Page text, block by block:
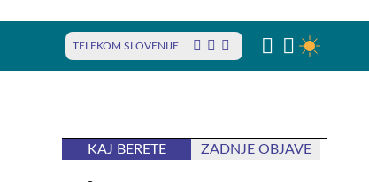
TELEKOM SLOVENIJE
KAJ BERETE ZADNJE OBJAVE